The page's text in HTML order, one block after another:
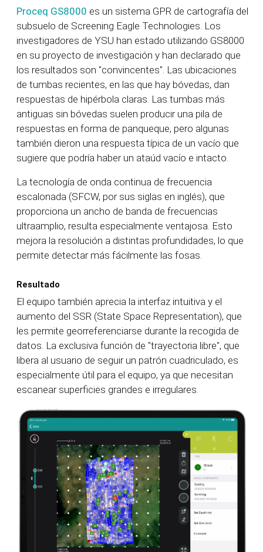
Proceq GS8000 es un sistema GPR de cartografía del
subsuelo de Screening Eagle Technologies. Los
investigadores de YSU han estado utilizando GS8000
en su proyecto de investigación y han declarado que
los resultados son "convincentes". Las ubicaciones
de tumbas recientes, en las que hay bóvedas, dan
respuestas de hipérbola claras. Las tumbas más
antiguas sin bóvedas suelen producir una pila de
respuestas en forma de panqueque, pero algunas
también dieron una respuesta típica de un vacío que
sugiere que podría haber un ataúd vacío e intacto.
La tecnología de onda continua de frecuencia
escalonada (SFCW, por sus siglas en inglés), que
proporciona un ancho de banda de frecuencias
ultraamplio, resulta especialmente ventajosa. Esto
mejora la resolución a distintas profundidades, lo que
permite detectar más fácilmente las fosas.
Resultado
El equipo también aprecia la interfaz intuitiva y el
aumento del SSR (State Space Representation), que
les permite georreferenciarse durante la recogida de
datos. La exclusiva función de "trayectoria libre", que
libera al usuario de seguir un patrón cuadriculado, es
especialmente útil para el equipo, ya que necesitan
escanear superficies grandes e irregulares.